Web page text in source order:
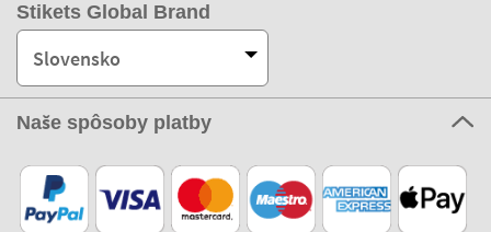
Stikets Global Brand
Slovensko
Naše spôsoby platby